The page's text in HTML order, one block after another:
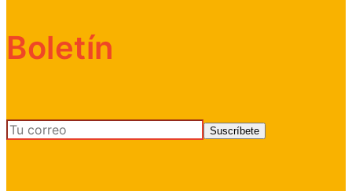
Boletín